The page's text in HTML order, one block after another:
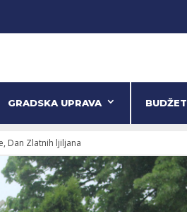
GRADSKA UPRAVA BUDŽET
Dan Zlatnih ljiljana